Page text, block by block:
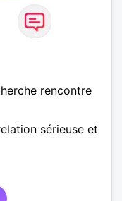
rencontre
sérieuse et